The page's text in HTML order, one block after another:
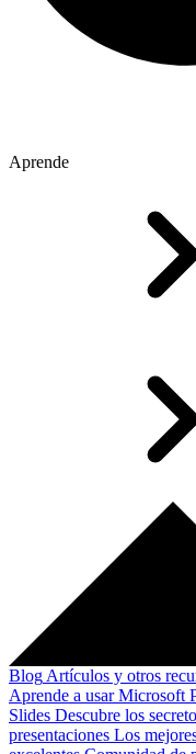
Aprende
Blog Artículos y otros
Aprende a usar Microsoft
Slides Descubre los
presentaciones Los